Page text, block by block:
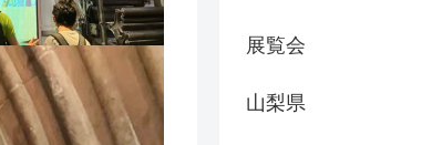
展覧会
山梨県